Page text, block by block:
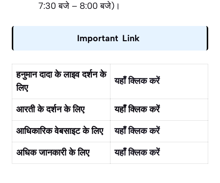
7:30 बजे – 8:00 बजे)।
Important Link
हनुमान दादा के लाइव दर्शन के
लिए
यहाँ क्लिक करें
आरती के दर्शन के लिए
यहाँ क्लिक करें
आधिकारिक वेबसाइट के लिए
यहाँ क्लिक करें
अधिक जानकारी के लिए
यहाँ क्लिक करें